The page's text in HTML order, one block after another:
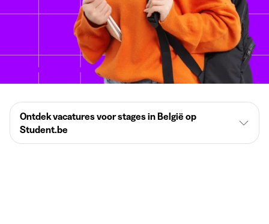
Ontdek vacatures voor stages in België op
Student.be